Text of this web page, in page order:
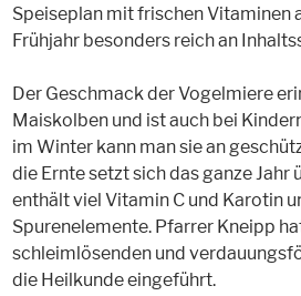
Speiseplan mit frischen Vitaminen
Frühjahr besonders reich an
Der Geschmack der Vogelmiere
Maiskolben und ist auch bei
im Winter kann man sie an
die Ernte setzt sich das ganze Jahr
enthält viel Vitamin C und Karotin
Spurenelemente. Pfarrer Kneipp
schleimlösenden und
die Heilkunde eingeführt.